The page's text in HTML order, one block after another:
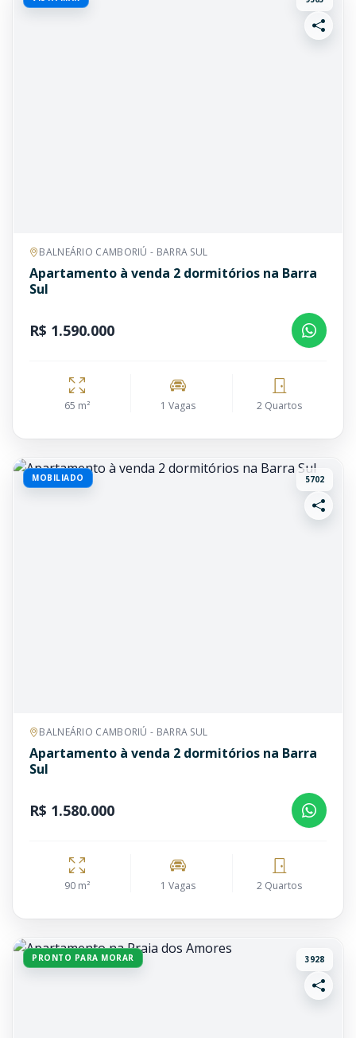
BALNEÁRIO CAMBORIÚ - BARRA SUL
Apartamento à venda 2 dormitórios na Barra
Sul
R$ 1.590.000
65 m² 1 Vagas 2 Quartos
MOBILIADO 5702
BALNEÁRIO CAMBORIÚ - BARRA SUL
Apartamento à venda 2 dormitórios na Barra
Sul
R$ 1.580.000
90 m² 1 Vagas 2 Quartos
PRONTO PARA MORAR 3928